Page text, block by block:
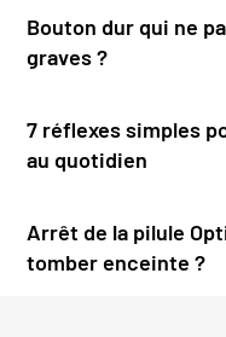
Bouton dur qui ne
graves ?
7 réflexes simples
au quotidien
Arrêt de la pilule
tomber enceinte ?